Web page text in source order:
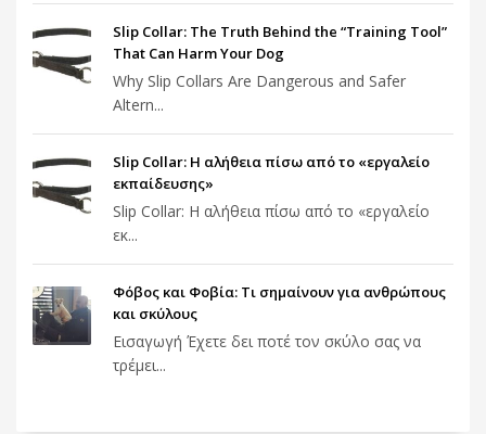
Slip Collar: The Truth Behind the “Training Tool”
That Can Harm Your Dog
Why Slip Collars Are Dangerous and Safer
Altern...
Slip Collar: Η αλήθεια πίσω από το «εργαλείο
εκπαίδευσης»
Slip Collar: Η αλήθεια πίσω από το «εργαλείο
εκ...
Φόβος και Φοβία: Τι σημαίνουν για ανθρώπους
και σκύλους
Εισαγωγή Έχετε δει ποτέ τον σκύλο σας να
τρέμει...